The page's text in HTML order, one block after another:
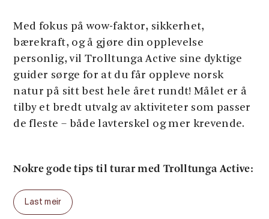
Med fokus på wow-faktor, sikkerhet,
bærekraft, og å gjøre din opplevelse
personlig, vil Trolltunga Active sine dyktige
guider sørge for at du får oppleve norsk
natur på sitt best hele året rundt! Målet er å
tilby et bredt utvalg av aktiviteter som passer
de fleste – både lavterskel og mer krevende.
Nokre gode tips til turar med Trolltunga Active:
Trolltunga Sunset / Sunrise
overnattingstur i ein gjennomsiktig dome
Last meir